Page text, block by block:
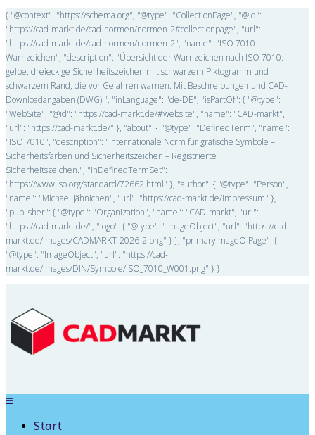
{ "@context": "https://schema.org", "@type": "CollectionPage", "@id":
"https://cad-markt.de/cad-normen/normen-2#collectionpage", "url":
"https://cad-markt.de/cad-normen/normen-2", "name": "ISO 7010
Warnzeichen", "description": "Übersicht der Warnzeichen nach ISO 7010:
gelbe, dreieckige Sicherheitszeichen mit schwarzem Piktogramm und
schwarzem Rand, die vor Gefahren warnen. Mit Beschreibungen und CAD-
Downloadangaben (DWG).", "inLanguage": "de-DE", "isPartOf": { "@type":
"WebSite", "@id": "https://cad-markt.de/#website", "name": "CAD-markt",
"url": "https://cad-markt.de/" }, "about": { "@type": "DefinedTerm", "name":
"ISO 7010", "description": "Internationale Norm für grafische Symbole –
Sicherheitsfarben und Sicherheitszeichen – Registrierte
Sicherheitszeichen.", "inDefinedTermSet":
"https://www.iso.org/standard/72662.html" }, "author": { "@type": "Person",
"name": "Michael Jähnichen", "url": "https://cad-markt.de/impressum" },
"publisher": { "@type": "Organization", "name": "CAD-markt", "url":
"https://cad-markt.de/", "logo": { "@type": "ImageObject", "url": "https://cad-
markt.de/images/CADMARKT-2026-2.png" } }, "primaryImageOfPage": {
"@type": "ImageObject", "url": "https://cad-
markt.de/images/DIN/Symbole/ISO_7010_W001.png" } }
Start